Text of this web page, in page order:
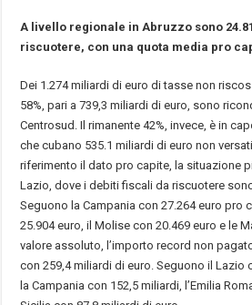
A livello regionale in Abruzzo sono
riscuotere, con una quota media pro
Dei 1.274 miliardi di euro di tasse non
58%, pari a 739,3 miliardi di euro, sono
Centrosud. Il rimanente 42%, invece, è in
che cubano 535.1 miliardi di euro non
riferimento il dato pro capite, la situazione
Lazio, dove i debiti fiscali da riscuotere
Seguono la Campania con 27.264 euro pro
25.904 euro, il Molise con 20.469 euro e le
valore assoluto, l’importo record non
con 259,4 miliardi di euro. Seguono il Lazio
la Campania con 152,5 miliardi, l’Emilia